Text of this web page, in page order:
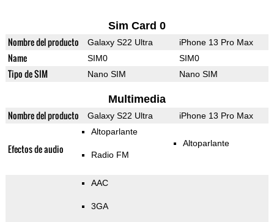
Sim Card 0
Nombre del producto Galaxy S22 Ultra iPhone 13 Pro Max
Name SIM0 SIM0
Tipo de SIM Nano SIM Nano SIM
Multimedia
Nombre del producto Galaxy S22 Ultra iPhone 13 Pro Max
Efectos de audio
Altoparlante
Radio FM
Altoparlante
AAC
3GA